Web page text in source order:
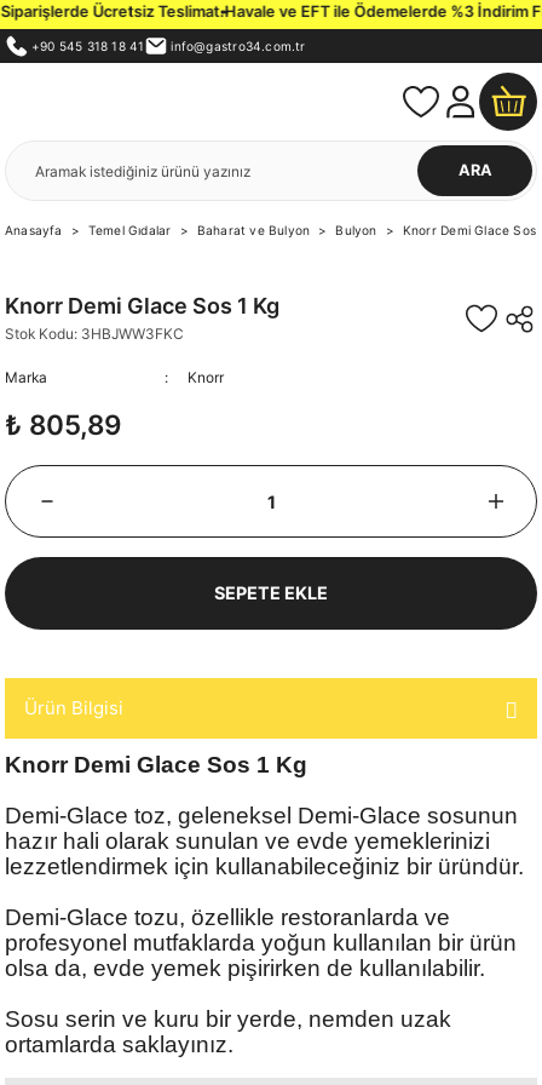
Ücretsiz Teslimat.Havale ve EFT ile Ödemelerde %3 İndirim
+90 545 318 18 41 info@gastro34.com.tr
ARA
Anasayfa Temel Gıdalar Baharat ve Bulyon Bulyon Knorr Demi Glace Sos
Knorr Demi Glace Sos 1 Kg
Stok Kodu: 3HBJWW3FKC
Marka Knorr
₺ 805,89
SEPETE EKLE
Ürün Bilgisi
Knorr Demi Glace Sos 1 Kg
Demi-Glace toz, geleneksel Demi-Glace sosunun
hazır hali olarak sunulan ve evde yemeklerinizi
lezzetlendirmek için kullanabileceğiniz bir üründür.
Demi-Glace tozu, özellikle restoranlarda ve
profesyonel mutfaklarda yoğun kullanılan bir ürün
olsa da, evde yemek pişirirken de kullanılabilir.
Sosu serin ve kuru bir yerde, nemden uzak
ortamlarda saklayınız.